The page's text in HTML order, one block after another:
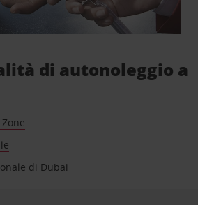
di autonoleggio a
di Dubai